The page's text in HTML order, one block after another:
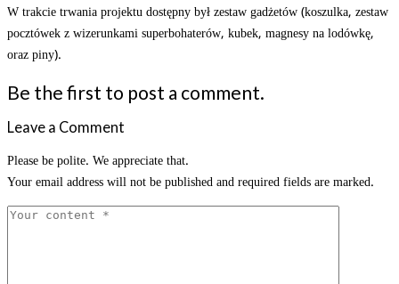
W trakcie trwania projektu dostępny był zestaw gadżetów (koszulka, zestaw
pocztówek z wizerunkami superbohaterów, kubek, magnesy na lodówkę,
oraz piny).
Be the first to post a comment.
Leave a Comment
Please be polite. We appreciate that.
Your email address will not be published and required fields are marked.